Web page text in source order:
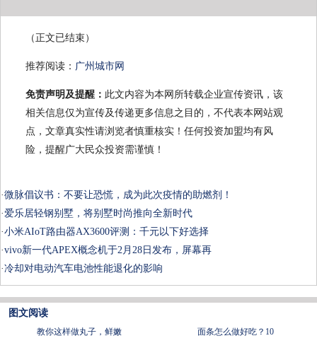
（正文已结束）
推荐阅读： 广州城市网
免责声明及提醒： 此文内容为本网所转载企业宣传资讯，该
相关信息仅为宣传及传递更多信息之目的，不代表本网站观
点，文章真实性请浏览者慎重核实！任何投资加盟均有风
险，提醒广大民众投资需谨慎！
·微脉倡议书：不要让恐慌，成为此次疫情的助燃剂！
·爱乐居轻钢别墅，将别墅时尚推向全新时代
·小米AIoT路由器AX3600评测：千元以下好选择
·vivo新一代APEX概念机于2月28日发布，屏幕再
·冷却对电动汽车电池性能退化的影响
图文阅读
教你这样做丸子，鲜嫩
面条怎么做好吃？10